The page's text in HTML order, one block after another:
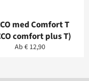
med Comfort T
comfort plus T)
Ab € 12,90